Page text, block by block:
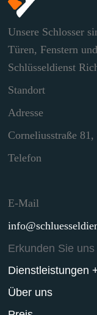
Unsere Schlosser
Türen, Fenstern
Schlüsseldienst
Standort
Adresse
Corneliusstraße
Telefon
E-Mail
Erkunden Sie uns
Dienstleistungen
Über uns